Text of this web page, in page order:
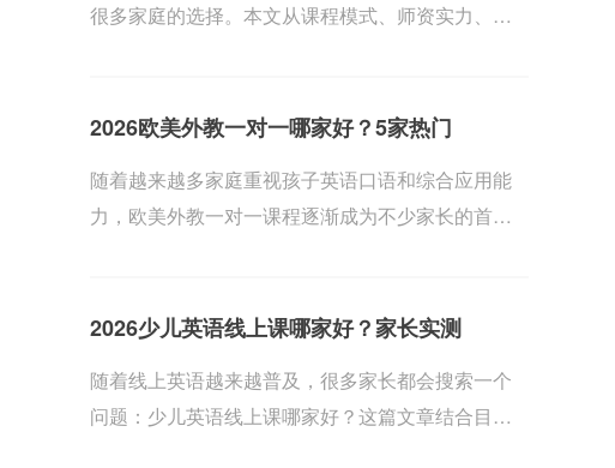
很多家庭的选择。本文从课程模式、师资实力、教
2026欧美外教一对一哪家好？5家热门
随着越来越多家庭重视孩子英语口语和综合应用能
力，欧美外教一对一课程逐渐成为不少家长的首
2026少儿英语线上课哪家好？家长实测
随着线上英语越来越普及，很多家长都会搜索一个
问题：少儿英语线上课哪家好？这篇文章结合目前